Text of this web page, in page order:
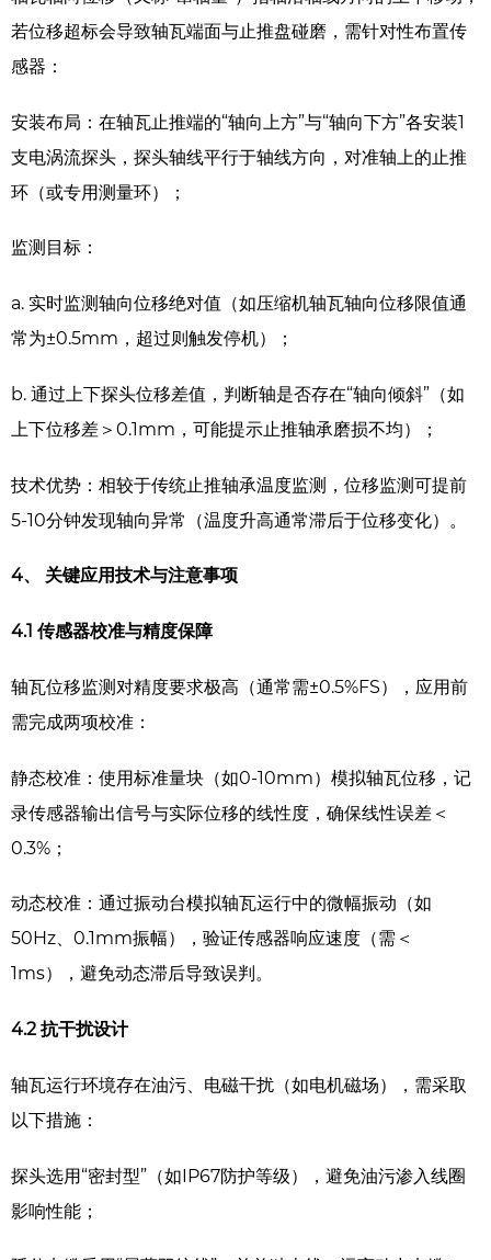
若位移超标会导致轴瓦端面与止推盘碰磨，需针对性布置传
感器：
安装布局：在轴瓦止推端的“轴向上方”与“轴向下方”各安装1
支电涡流探头，探头轴线平行于轴线方向，对准轴上的止推
环（或专用测量环）；
监测目标：
a. 实时监测轴向位移绝对值（如压缩机轴瓦轴向位移限值通
常为±0.5mm，超过则触发停机）；
b. 通过上下探头位移差值，判断轴是否存在“轴向倾斜”（如
上下位移差＞0.1mm，可能提示止推轴承磨损不均）；
技术优势：相较于传统止推轴承温度监测，位移监测可提前
5-10分钟发现轴向异常（温度升高通常滞后于位移变化）。
4、 关键应用技术与注意事项
4.1 传感器校准与精度保障
轴瓦位移监测对精度要求极高（通常需±0.5%FS），应用前
需完成两项校准：
静态校准：使用标准量块（如0-10mm）模拟轴瓦位移，记
录传感器输出信号与实际位移的线性度，确保线性误差＜
0.3%；
动态校准：通过振动台模拟轴瓦运行中的微幅振动（如
50Hz、0.1mm振幅），验证传感器响应速度（需＜
1ms），避免动态滞后导致误判。
4.2 抗干扰设计
轴瓦运行环境存在油污、电磁干扰（如电机磁场），需采取
以下措施：
探头选用“密封型”（如IP67防护等级），避免油污渗入线圈
影响性能；